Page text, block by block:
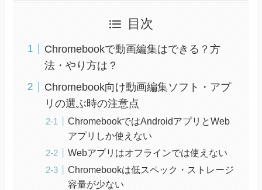
目次
Chromebookで動画編集はできる？方
法・やり方は？
Chromebook向け動画編集ソフト・アプ
リの選ぶ時の注意点
ChromebookではAndroidアプリとWeb
アプリしか使えない
Webアプリはオフラインでは使えない
Chromebookは低スペック・ストレージ
容量が少ない